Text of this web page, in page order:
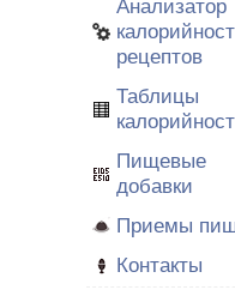
Анализатор
рецептов
Таблицы
Пищевые
добавки
Приемы
Контакты